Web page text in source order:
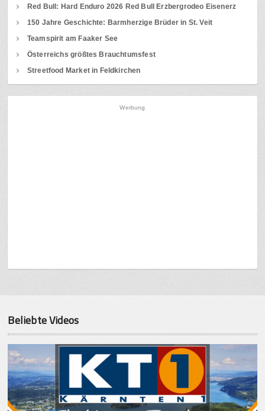
Red Bull: Hard Enduro 2026 Red Bull Erzbergrodeo Eisenerz
150 Jahre Geschichte: Barmherzige Brüder in St. Veit
Teamspirit am Faaker See
Österreichs größtes Brauchtumsfest
Streetfood Market in Feldkirchen
Werbung
Beliebte Videos